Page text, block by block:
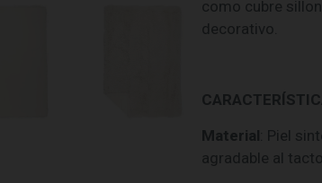
como cubre
decorativo.
Material : Piel
agradable al tacto.